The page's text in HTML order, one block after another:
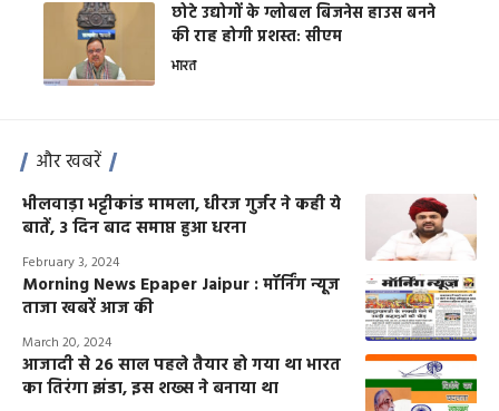
छोटे उद्योगों के ग्लोबल बिजनेस हाउस बनने
की राह होगी प्रशस्त: सीएम
भारत
और खबरें
भीलवाड़ा भट्टीकांड मामला, धीरज गुर्जर ने कही ये
बातें, 3 दिन बाद समाप्त हुआ धरना
February 3, 2024
Morning News Epaper Jaipur : मॉर्निंग न्यूज
ताजा खबरें आज की
March 20, 2024
आजादी से 26 साल पहले तैयार हो गया था भारत
का तिरंगा झंडा, इस शख्स ने बनाया था